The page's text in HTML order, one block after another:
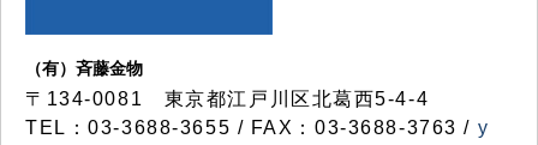
（有）斉藤金物
〒134-0081 東京都江戸川区北葛西5-4-4
TEL：03-3688-3655 / FAX：03-3688-3763 / y